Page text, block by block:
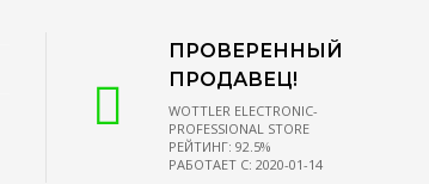
ПРОВЕРЕННЫЙ
ПРОДАВЕЦ!
WOTTLER ELECTRONIC-
PROFESSIONAL STORE
РЕЙТИНГ: 92.5%
РАБОТАЕТ С: 2020-01-14